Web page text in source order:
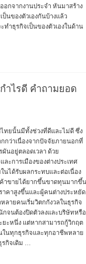
กจากงานประจำ หันมาสร้าง
นของตัวเองกันบ้างแล้ว
ทำธุรกิจเป็นของตัวเองในด้าน
ำไรดี คำถามยอด
ไทยนั้นมีทั้งช่วงที่ดีและไม่ดี ซึ่ง
กว่าเนื่องจากปัจจัยภายนอกที่
นอยู่ตลอดเวลา ด้วย
ะการเมืองของต่างประเทศ
นได้รับผลกระทบและต่อเนื่อง
ค้าขายได้ยากขึ้นขาดทุนมากขึ้น
คาสูงขึ้นและผู้คนต่างประหยัด
ลายคนเริ่มวิตกกังวลในธุรกิจ
จนต้องปิดตัวลงและบริษัทหรือ
ยะหนึ่ง แต่หากสามารถกู้วิกฤต
ในทุกธุรกิจและทุกอาชีพหลาย
รกิจเดิม …